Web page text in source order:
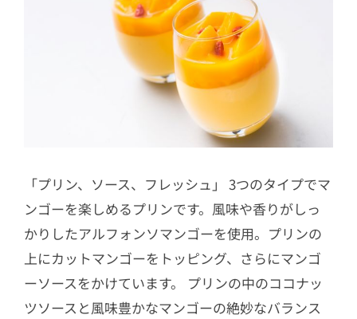
「プリン、ソース、フレッシュ」 3つのタイプでマ
ンゴーを楽しめるプリンです。風味や香りがしっ
かりしたアルフォンソマンゴーを使用。プリンの
上にカットマンゴーをトッピング、さらにマンゴ
ーソースをかけています。 プリンの中のココナッ
ツソースと風味豊かなマンゴーの絶妙なバランス